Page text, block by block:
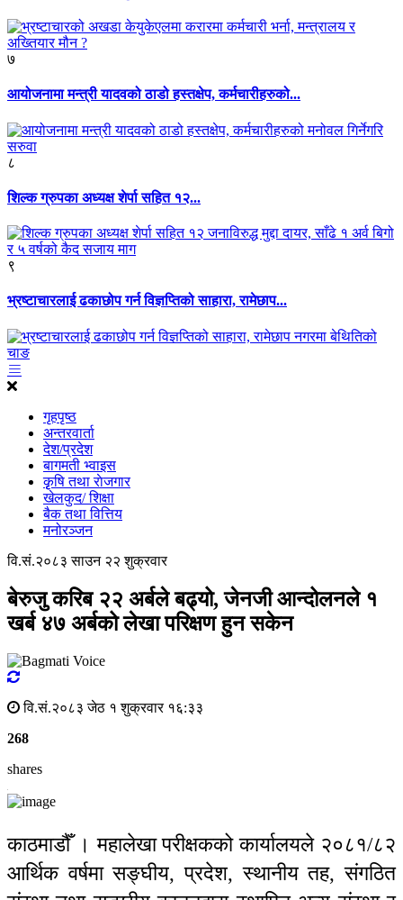
७
आयोजनामा मन्त्री यादवको ठाडो हस्तक्षेप, कर्मचारीहरुको...
८
शिल्क ग्रुपका अध्यक्ष शेर्पा सहित १२...
९
भ्रष्टाचारलाई ढकाछोप गर्न विज्ञप्तिको साहारा, रामेछाप...
गृहपृष्ठ
अन्तरवार्ता
देश/प्रदेश
बागमती भ्वाइस
कृृषि तथा राेजगार
खेलकुद/ शिक्षा
बैक तथा वित्तिय
मनोरञ्जन
वि.सं.२०८३ साउन २२ शुक्रवार
बेरुजु करिब २२ अर्बले बढ्यो, जेनजी आन्दोलनले १
खर्ब ४७ अर्बको लेखा परिक्षण हुन सकेन
वि.सं.२०८३ जेठ १ शुक्रवार १६:३३
268
shares
काठमाडौँ । महालेखा परीक्षकको कार्यालयले २०८१/८२
आर्थिक वर्षमा सङ्घीय, प्रदेश, स्थानीय तह, संगठित